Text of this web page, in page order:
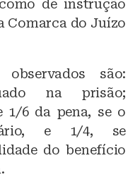
de instrução
Comarca do Juízo
são:
na prisão;
1/6 da pena, se o
e 1/4, se
do benefício